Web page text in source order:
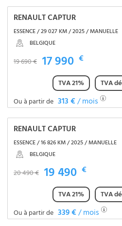
RENAULT CAPTUR
ESSENCE / 29 027 KM / 2025 / MANUELLE
BELGIQUE
19 690 € 17 990 €
TVA 21%
TVA
Ou à partir de 313 €/ mois
RENAULT CAPTUR
ESSENCE / 16 826 KM / 2025 / MANUELLE
BELGIQUE
20 490 € 19 490 €
TVA 21%
TVA
Ou à partir de 339 €/ mois